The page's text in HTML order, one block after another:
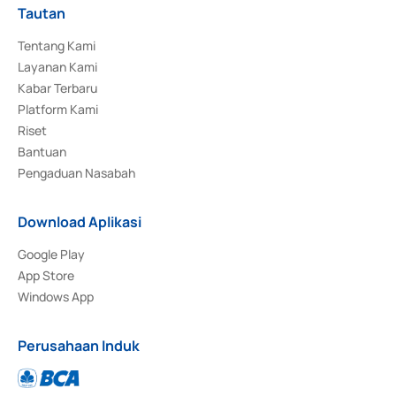
Tautan
Tentang Kami
Layanan Kami
Kabar Terbaru
Platform Kami
Riset
Bantuan
Pengaduan Nasabah
Download Aplikasi
Google Play
App Store
Windows App
Perusahaan Induk